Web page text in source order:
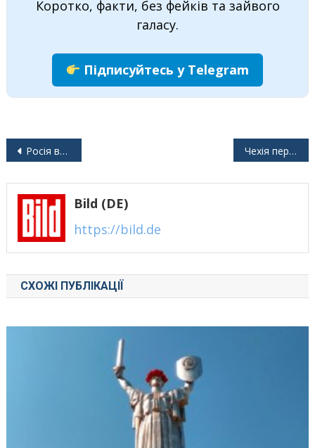
Коротко, факти, без фейків та зайвого
галасу.
Підписуйтесь у Telegram
Навігація
Росія використовує «тіньовий флот» для вивчення систем протидії безпілотникам НАТО Чехія перенаправить кошти на закупівлю зброї для України
Bild (DE)
https://bild.de
СХОЖІ ПУБЛІКАЦІЇ